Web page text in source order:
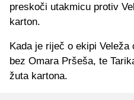
preskoči utakmicu protiv
karton.
Kada je riječ o ekipi
bez Omara Pršeša, te
žuta kartona.